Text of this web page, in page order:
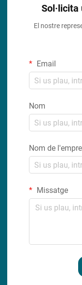
El nostre
Email
Nom
Nom de
Missatge